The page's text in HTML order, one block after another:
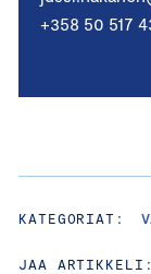
+358 50 517
KATEGORIAT:
JAA ARTIKKELI: